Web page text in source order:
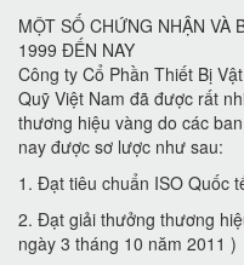
MỘT SỐ CHỨNG NHẬN VÀ
1999 ĐẾN NAY
Công ty Cổ Phần Thiết Bị
Quỹ Việt Nam đã được rất
thương hiệu vàng do các
nay được sơ lược như sau:
1. Đạt tiêu chuẩn ISO Quốc
2. Đạt giải thưởng thương
ngày 3 tháng 10 năm 2011 )